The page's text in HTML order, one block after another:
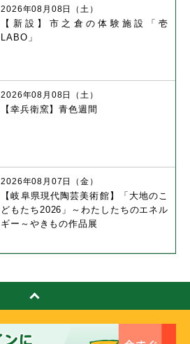
【新設】市之倉の体験施設「壱
LABO」
2026年08月08日（土）
【幸兵衛窯】青色週間
2026年08月08日（土）
【岐阜県現代陶芸美術館】「大地のこ
どもたち2026」～わたしたちのエネル
ギー～やきもの作品展
2026年08月07日（金）